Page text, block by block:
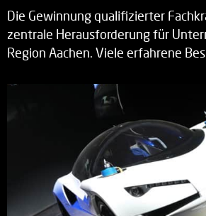
Die Gewinnung qualifizierter
zentrale Herausforderung für
Region Aachen. Viele erfahrene